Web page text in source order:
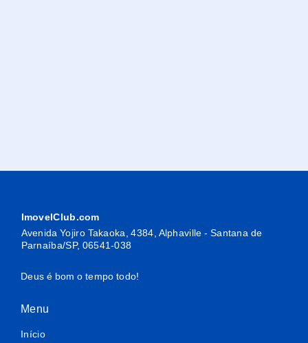
ImovelClub.com
Avenida Yojiro Takaoka, 4384, Alphaville - Santana de
Parnaíba/SP, 06541-038
Deus é bom o tempo todo!
Menu
Início